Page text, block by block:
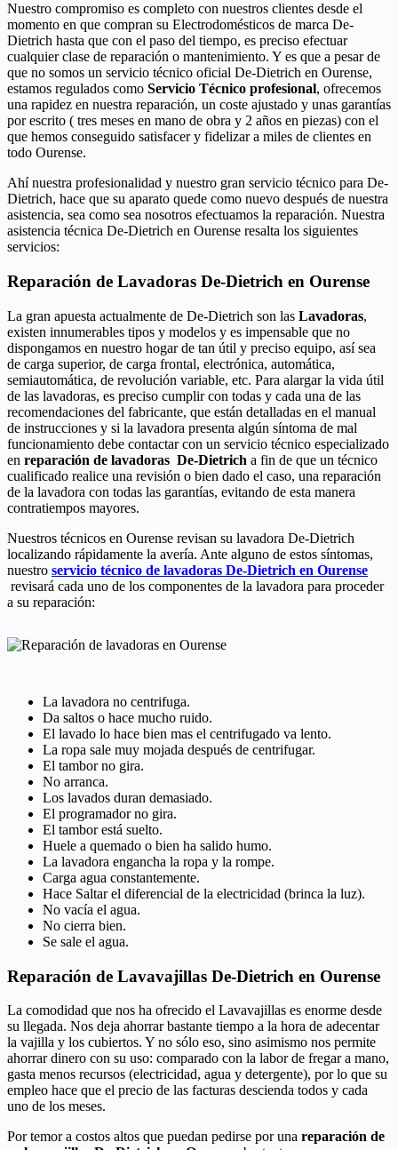
Nuestro compromiso es completo con nuestros clientes desde el
momento en que compran su Electrodomésticos de marca De-
Dietrich hasta que con el paso del tiempo, es preciso efectuar
cualquier clase de reparación o mantenimiento. Y es que a pesar de
que no somos un servicio técnico oficial De-Dietrich en Ourense,
estamos regulados como Servicio Técnico profesional, ofrecemos
una rapidez en nuestra reparación, un coste ajustado y unas garantías
por escrito ( tres meses en mano de obra y 2 años en piezas) con el
que hemos conseguido satisfacer y fidelizar a miles de clientes en
todo Ourense.
Ahí nuestra profesionalidad y nuestro gran servicio técnico para De-
Dietrich, hace que su aparato quede como nuevo después de nuestra
asistencia, sea como sea nosotros efectuamos la reparación. Nuestra
asistencia técnica De-Dietrich en Ourense resalta los siguientes
servicios:
Reparación de Lavadoras De-Dietrich en Ourense
La gran apuesta actualmente de De-Dietrich son las Lavadoras,
existen innumerables tipos y modelos y es impensable que no
dispongamos en nuestro hogar de tan útil y preciso equipo, así sea
de carga superior, de carga frontal, electrónica, automática,
semiautomática, de revolución variable, etc. Para alargar la vida útil
de las lavadoras, es preciso cumplir con todas y cada una de las
recomendaciones del fabricante, que están detalladas en el manual
de instrucciones y si la lavadora presenta algún síntoma de mal
funcionamiento debe contactar con un servicio técnico especializado
en reparación de lavadoras De-Dietrich a fin de que un técnico
cualificado realice una revisión o bien dado el caso, una reparación
de la lavadora con todas las garantías, evitando de esta manera
contratiempos mayores.
Nuestros técnicos en Ourense revisan su lavadora De-Dietrich
localizando rápidamente la avería. Ante alguno de estos síntomas,
nuestro servicio técnico de lavadoras De-Dietrich en Ourense
revisará cada uno de los componentes de la lavadora para proceder
a su reparación:
La lavadora no centrifuga.
Da saltos o hace mucho ruido.
El lavado lo hace bien mas el centrifugado va lento.
La ropa sale muy mojada después de centrifugar.
El tambor no gira.
No arranca.
Los lavados duran demasiado.
El programador no gira.
El tambor está suelto.
Huele a quemado o bien ha salido humo.
La lavadora engancha la ropa y la rompe.
Carga agua constantemente.
Hace Saltar el diferencial de la electricidad (brinca la luz).
No vacía el agua.
No cierra bien.
Se sale el agua.
Reparación de Lavavajillas De-Dietrich en Ourense
La comodidad que nos ha ofrecido el Lavavajillas es enorme desde
su llegada. Nos deja ahorrar bastante tiempo a la hora de adecentar
la vajilla y los cubiertos. Y no sólo eso, sino asimismo nos permite
ahorrar dinero con su uso: comparado con la labor de fregar a mano,
gasta menos recursos (electricidad, agua y detergente), por lo que su
empleo hace que el precio de las facturas descienda todos y cada
uno de los meses.
Por temor a costos altos que puedan pedirse por una reparación de